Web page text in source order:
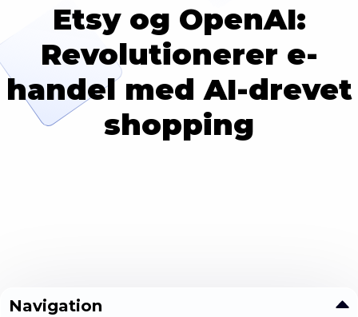
Etsy og OpenAI:
Revolutionerer e-
handel med AI-drevet
shopping
Navigation